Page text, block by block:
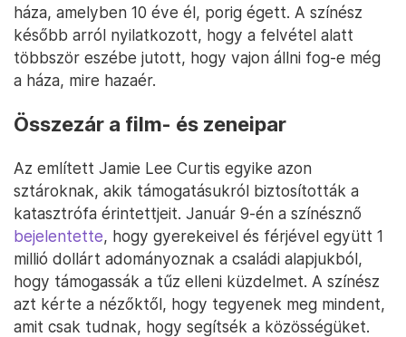
háza, amelyben 10 éve él, porig égett. A színész
később arról nyilatkozott, hogy a felvétel alatt
többször eszébe jutott, hogy vajon állni fog-e még
a háza, mire hazaér.
Összezár a film- és zeneipar
Az említett Jamie Lee Curtis egyike azon
sztároknak, akik támogatásukról biztosították a
katasztrófa érintettjeit. Január 9-én a színésznő
bejelentette, hogy gyerekeivel és férjével együtt 1
millió dollárt adományoznak a családi alapjukból,
hogy támogassák a tűz elleni küzdelmet. A színész
azt kérte a nézőktől, hogy tegyenek meg mindent,
amit csak tudnak, hogy segítsék a közösségüket.